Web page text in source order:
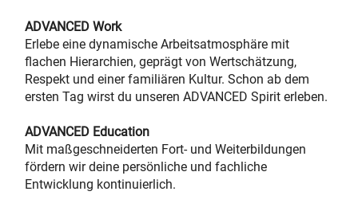
ADVANCED Work
Erlebe eine dynamische Arbeitsatmosphäre mit
flachen Hierarchien, geprägt von Wertschätzung,
Respekt und einer familiären Kultur. Schon ab dem
ersten Tag wirst du unseren ADVANCED Spirit erleben.
ADVANCED Education
Mit maßgeschneiderten Fort- und Weiterbildungen
fördern wir deine persönliche und fachliche
Entwicklung kontinuierlich.